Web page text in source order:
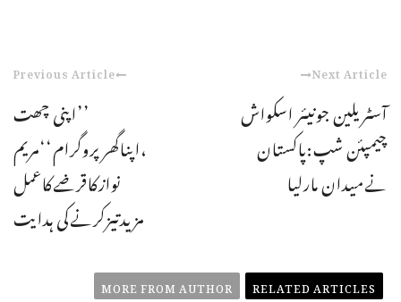
Previous Article
’’اپنی چھت
،اپناگھرپروگرام‘‘مریم
نوازکاقرضےکاعمل
مزیدتیزکرنےکی ہدایت
Next Article
آسٹریلین جونیئر اسکواش
چیمپئن شپ:پاکستان
نےمیدان مارلیا
RELATED ARTICLES
MORE FROM AUTHOR